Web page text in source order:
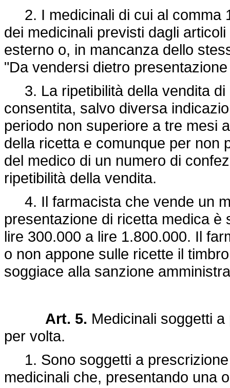
2. I medicinali di cui al comma
dei medicinali previsti dagli
esterno o, in mancanza dello
"Da vendersi dietro
3. La ripetibilità della vendita di
consentita, salvo diversa
periodo non superiore a tre mesi
della ricetta e comunque per non
del medico di un numero di
ripetibilità della vendita.
4. Il farmacista che vende un
presentazione di ricetta medica
lire 300.000 a lire 1.800.000. Il
o non appone sulle ricette il
soggiace alla sanzione
Art. 5. Medicinali soggetti
per volta.
1. Sono soggetti a prescrizione
medicinali che, presentando una